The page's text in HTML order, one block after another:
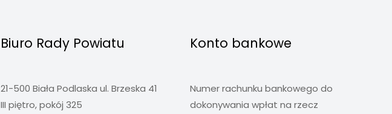
Biuro Rady Powiatu
21-500 Biała Podlaska ul. Brzeska 41
III piętro, pokój 325
Konto bankowe
Numer rachunku bankowego do
dokonywania wpłat na rzecz